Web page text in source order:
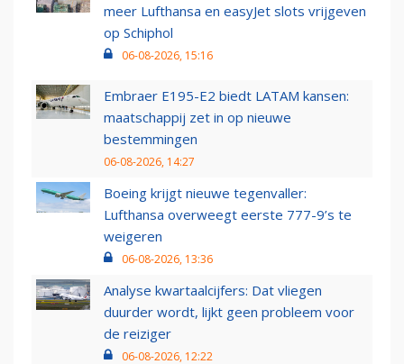
meer Lufthansa en easyJet slots vrijgeven
op Schiphol
06-08-2026, 15:16
Embraer E195-E2 biedt LATAM kansen:
maatschappij zet in op nieuwe
bestemmingen
06-08-2026, 14:27
Boeing krijgt nieuwe tegenvaller:
Lufthansa overweegt eerste 777-9’s te
weigeren
06-08-2026, 13:36
Analyse kwartaalcijfers: Dat vliegen
duurder wordt, lijkt geen probleem voor
de reiziger
06-08-2026, 12:22